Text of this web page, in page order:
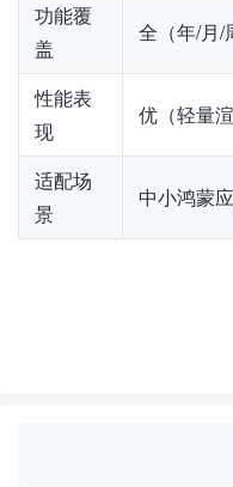
功能覆
盖
全（年/月/
性能表
现
优（轻量
适配场
景
中小鸿蒙